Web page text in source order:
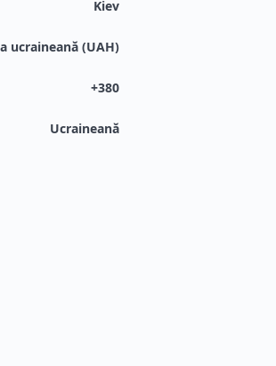
Kiev
ucraineană (UAH)
+380
Ucraineană